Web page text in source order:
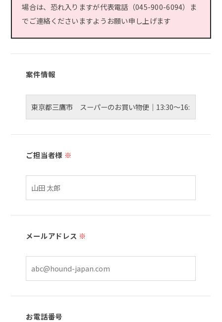
場合は、恐れ入りますが代表電話（045-900-6094）ま
でご連絡くださいますようお願い申し上げます
案件情報
ご担当者様 ※
メールアドレス ※
お電話番号